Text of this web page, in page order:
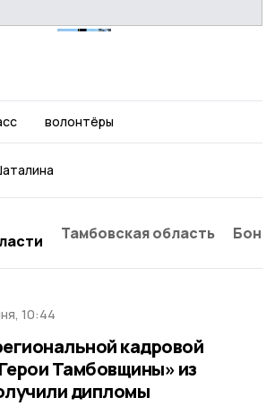
волонтёры
Тамбовская область
10:44
кадровой
Тамбовщины» из
дипломы